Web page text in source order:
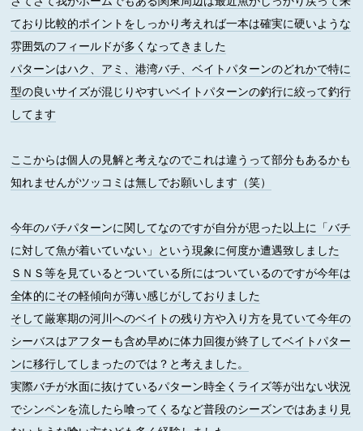
ており比較的ポイントをしっかり考えれば一本は確実に硬いような
雰囲気のフィールドが多くなってきました
パターンはハク、アミ、港湾バチ、ベイトパターンのどれかで特に
型の良いサイズが混じりやすいベイトパターンの釣行に絞って釣行
してます
ここからは個人の見解と考えなのでこれは違うって部分もあるかも
知れませんがツッコミは無しでお願いします（笑）
今年のバチパターンに関してなのですが自分が思った以上に「バチ
に対して魚が着いていない」という現象に何度か遭遇致しました
ＳＮＳ等を見ているとついている所にはついているのですが今年は
全体的にその軽傾向が薄い感じがしておりました
そして厳寒期の河川へのベイトの残り方や入り方を見ていて今年の
シーバスはアフターも含め早めに体力回復が終了してベイトパター
ンに移行してしまったのでは？と考えました。
実際バチが水面に抜けているパターン時全くライズ等が出ない状況
でシンペンを流したら喰ってくるなど普段のシーズンではあまり見